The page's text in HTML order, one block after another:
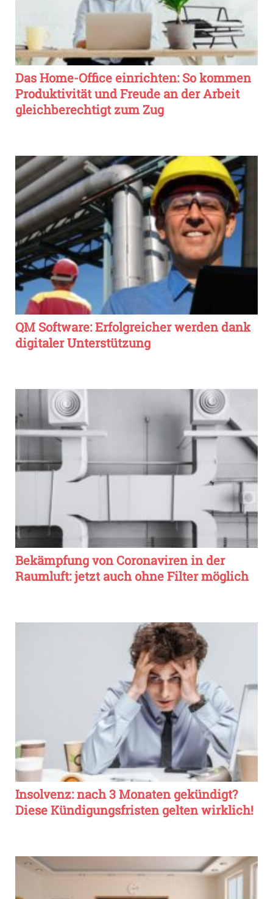
Das Home-Office einrichten: So kommen
Produktivität und Freude an der Arbeit
gleichberechtigt zum Zug
QM Software: Erfolgreicher werden dank
digitaler Unterstützung
Bekämpfung von Coronaviren in der
Raumluft: jetzt auch ohne Filter möglich
Insolvenz: nach 3 Monaten gekündigt?
Diese Kündigungsfristen gelten wirklich!